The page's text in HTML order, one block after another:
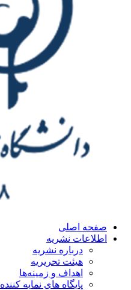
صفحه اصلی
اطلاعات نشریه
درباره نشریه
هیئت تحریریه
اهداف و زمینه‌ها
پایگاه های نمایه کننده